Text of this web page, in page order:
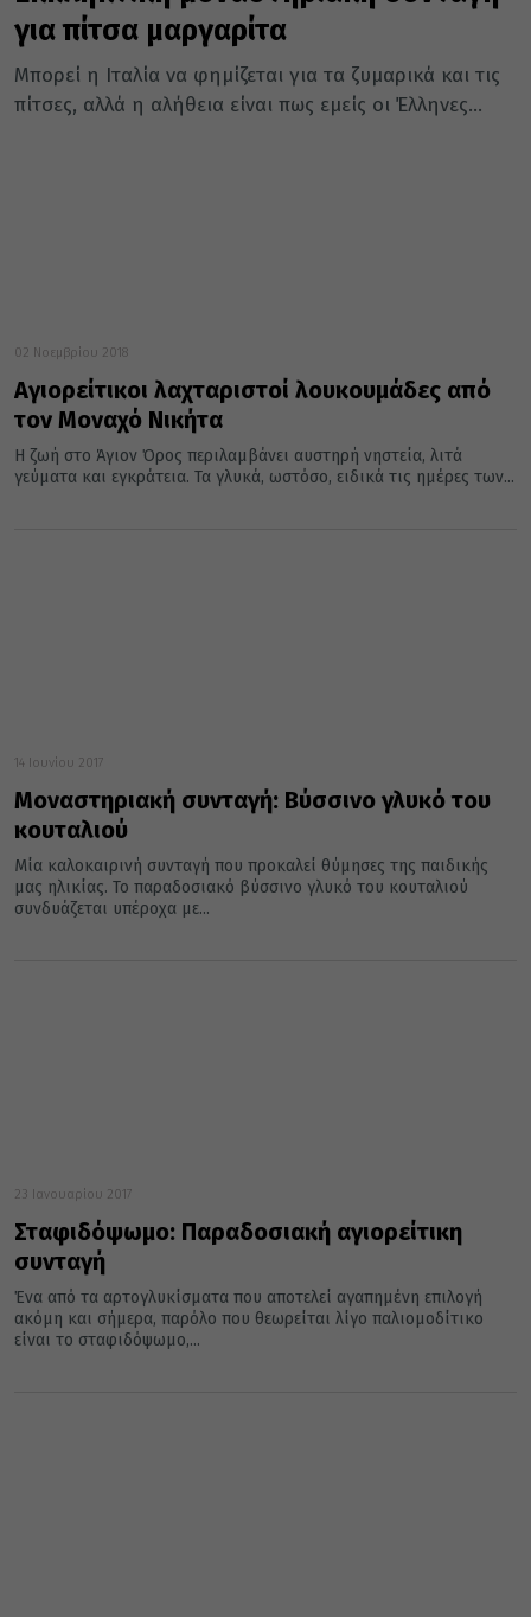
για πίτσα μαργαρίτα
Μπορεί η Ιταλία να φημίζεται για τα ζυμαρικά και τις
πίτσες, αλλά η αλήθεια είναι πως εμείς οι Έλληνες...
02 Νοεμβρίου 2018
Αγιορείτικοι λαχταριστοί λουκουμάδες από
τον Μοναχό Νικήτα
Η ζωή στο Άγιον Όρος περιλαμβάνει αυστηρή νηστεία, λιτά
γεύματα και εγκράτεια. Τα γλυκά, ωστόσο, ειδικά τις ημέρες των...
14 Ιουνίου 2017
Μοναστηριακή συνταγή: Βύσσινο γλυκό του
κουταλιού
Μία καλοκαιρινή συνταγή που προκαλεί θύμησες της παιδικής
μας ηλικίας. Το παραδοσιακό βύσσινο γλυκό του κουταλιού
συνδυάζεται υπέροχα με...
23 Ιανουαρίου 2017
Σταφιδόψωμο: Παραδοσιακή αγιορείτικη
συνταγή
Ένα από τα αρτογλυκίσματα που αποτελεί αγαπημένη επιλογή
ακόμη και σήμερα, παρόλο που θεωρείται λίγο παλιομοδίτικο
είναι το σταφιδόψωμο,...